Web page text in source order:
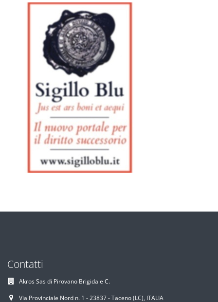
Contatti
Akros Sas di Pirovano Brigida e C.
Via Provinciale Nord n. 1 - 23837 - Taceno (LC), ITALIA